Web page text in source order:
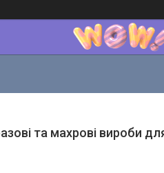
та махрові вироби